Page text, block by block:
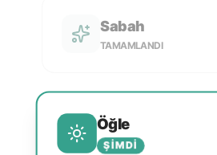
Sabah
TAMAMLANDI
Öğle
ŞIMDI